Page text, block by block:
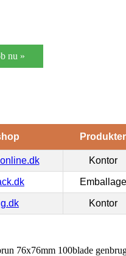
nu »
Produkter
Kontor
Emballage
Kontor
76x76mm 100blade